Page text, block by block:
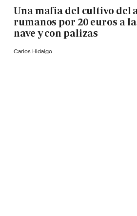
Una mafia del cultivo del
rumanos por 20 euros a
nave y con palizas
Carlos Hidalgo